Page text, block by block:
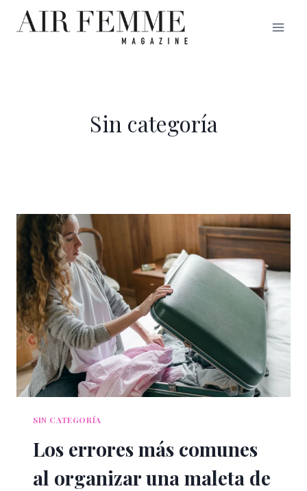
Saltar
Sin categoría
SIN CATEGORÍA
Los errores más comunes
al organizar una maleta de